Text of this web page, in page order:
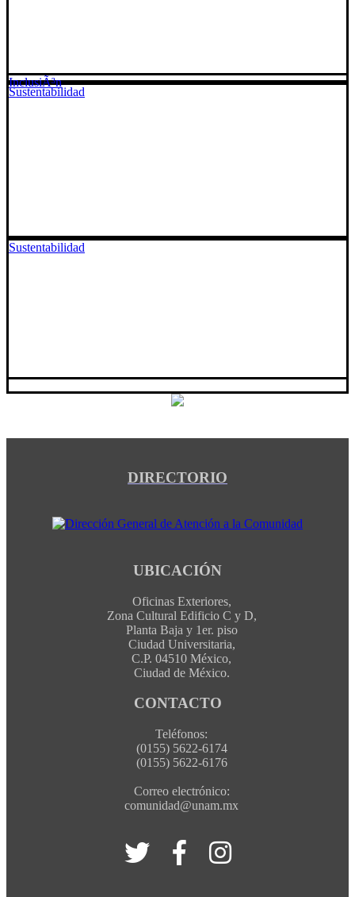
Sustentabilidad
Sustentabilidad
InclusiÃ³n
DIRECTORIO
UBICACIÓN
Oficinas Exteriores,
Zona Cultural Edificio C y D,
Planta Baja y 1er. piso
Ciudad Universitaria,
C.P. 04510 México,
Ciudad de México.
CONTACTO
Teléfonos:
(0155) 5622-6174
(0155) 5622-6176
Correo electrónico:
comunidad@unam.mx